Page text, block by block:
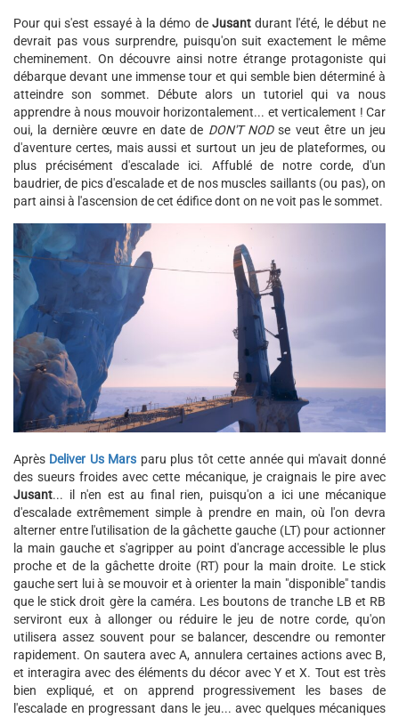
Pour qui s'est essayé à la démo de Jusantdurant l'été, le début ne
devrait pas vous surprendre, puisqu'on suit exactement le même
cheminement. On découvre ainsi notre étrange protagoniste qui
débarque devant une immense tour et qui semble bien déterminé à
atteindre son sommet. Débute alors un tutoriel qui va nous
apprendre à nous mouvoir horizontalement... et verticalement ! Car
oui, la dernière œuvre en date de DON'T NODse veut être un jeu
d'aventure certes, mais aussi et surtout un jeu de plateformes, ou
plus précisément d'escalade ici. Affublé de notre corde, d'un
baudrier, de pics d'escalade et de nos muscles saillants (ou pas), on
part ainsi à l'ascension de cet édifice dont on ne voit pas le sommet.
Après Deliver Us Mars paru plus tôt cette année qui m'avait donné
des sueurs froides avec cette mécanique, je craignais le pire avec
Jusant... il n'en est au final rien, puisqu'on a ici une mécanique
d'escalade extrêmement simple à prendre en main, où l'on devra
alterner entre l'utilisation de la gâchette gauche (LT) pour actionner
la main gauche et s'agripper au point d'ancrage accessible le plus
proche et de la gâchette droite (RT) pour la main droite. Le stick
gauche sert lui à se mouvoir et à orienter la main "disponible" tandis
que le stick droit gère la caméra. Les boutons de tranche LB et RB
serviront eux à allonger ou réduire le jeu de notre corde, qu'on
utilisera assez souvent pour se balancer, descendre ou remonter
rapidement. On sautera avec A, annulera certaines actions avec B,
et interagira avec des éléments du décor avec Y et X. Tout est très
bien expliqué, et on apprend progressivement les bases de
l'escalade en progressant dans le jeu... avec quelques mécaniques